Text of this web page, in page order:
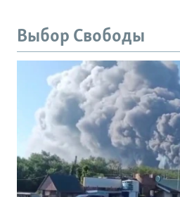
Выбор Свободы